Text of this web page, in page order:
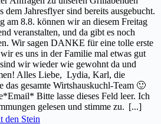
dem Jahresflyer sind bereits ausgebucht.
am 8.8. können wir an diesem Freitag
veranstalten, und da gibt es noch
Wir sagen DANKE für eine tolle erste
es uns in der Familie mal etwas gut
wir wieder wie gewohnt da und
Alles Liebe, Lydia, Karl, die
das gesamte Wirtshauskuchl-Team 🙂
Bitte lasse dieses Feld leer. Ich
gelesen und stimme zu. [...]